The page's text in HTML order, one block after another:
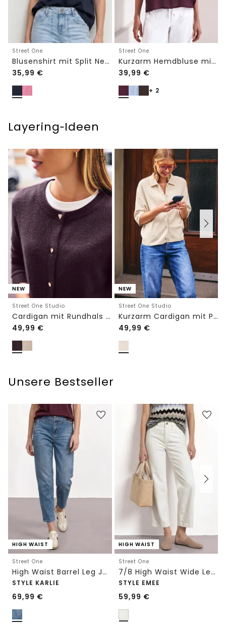
Street One
Blusenshirt mit Split Neck und Volant-Ärmeln
35,99 €
Street One
Kurzarm Hemdbluse mit Turn-Up-Details
39,99 €
+ 2
Layering‑Ideen
NEW
Street One Studio
Cardigan mit Rundhals und Knöpfen
49,99 €
NEW
Street One Studio
Kurzarm Cardigan mit Polokragen
49,99 €
Unsere Bestseller
HIGH WAIST
Street One
High Waist Barrel Leg Jeans im Loose Fit
STYLE KARLIE
69,99 €
HIGH WAIST
Street One
7/8 High Waist Wide Leg Jeans im Loose Fit
STYLE EMEE
59,99 €